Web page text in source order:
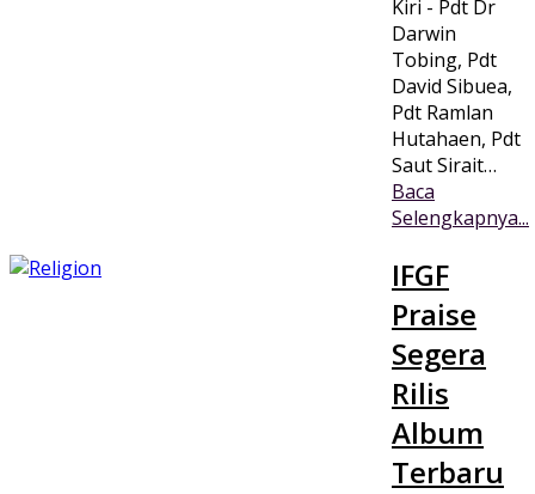
Kiri - Pdt Dr
Darwin
Tobing, Pdt
David Sibuea,
Pdt Ramlan
Hutahaen, Pdt
Saut Sirait…
Baca
Selengkapnya...
IFGF
Praise
Segera
Rilis
Album
Terbaru